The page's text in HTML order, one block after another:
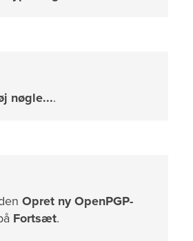
nøgle....
Opret ny OpenPGP-
Fortsæt.